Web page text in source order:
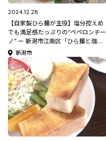
2024.12.28
【自家製ひら麺が主役】塩分控えめ
でも満足感たっぷりの“ペペロンチー
ノ” ー 新潟市江南区「ひら麺と珈琲
Ojigo」 #ちょいしおプロジェクト
新潟市